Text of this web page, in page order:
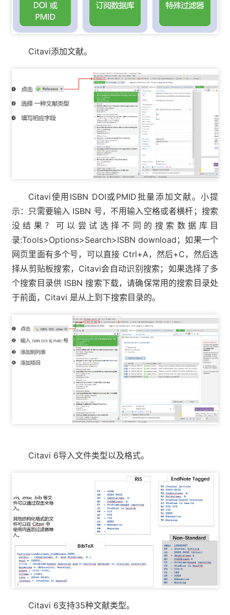
Citavi添加文献。
Citavi使用ISBN DOI或PMID批量添加文献。小提
示：只需要输入 ISBN 号，不用输入空格或者横杆；搜索
没结果？可以尝试选择不同的搜索数据库目
录:Tools>Options>Search>ISBN download；如果一个
网页里面有多个号，可以直接 Ctrl+A，然后+C，然后选
择从剪贴板搜索，Citavi会自动识别搜索；如果选择了多
个搜索目录供 ISBN 搜索下载，请确保常用的搜索目录处
于前面，Citavi 是从上到下搜索目录的。
Citavi 6导入文件类型以及格式。
Citavi 6支持35种文献类型。